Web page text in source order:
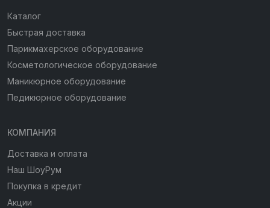
Каталог
Быстрая доставка
Парикмахерское оборудование
Косметологическое оборудование
Маникюрное оборудование
Педикюрное оборудование
КОМПАНИЯ
Доставка и оплата
Наш ШоуРум
Покупка в кредит
Акции